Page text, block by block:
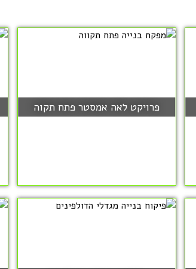
פרויקט לאה אמסטר פתח תקוה